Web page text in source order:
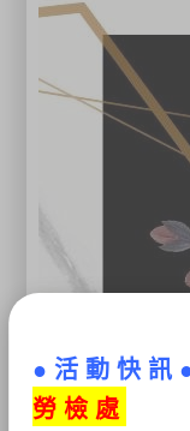
●活動快訊
勞檢處